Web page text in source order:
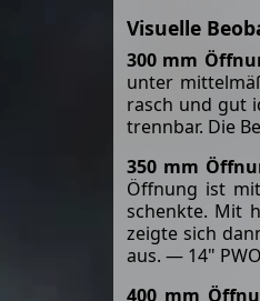
Visuelle
300 mm
unter
rasch und gut
trennbar. Die
350 mm
Öffnung ist
schenkte. Mit
zeigte sich
aus. — 14"
400 mm